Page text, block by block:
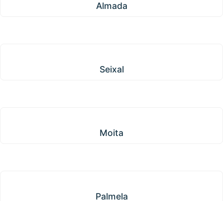
Almada
Seixal
Moita
Palmela